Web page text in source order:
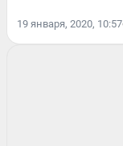
19 января, 2020, 10:57